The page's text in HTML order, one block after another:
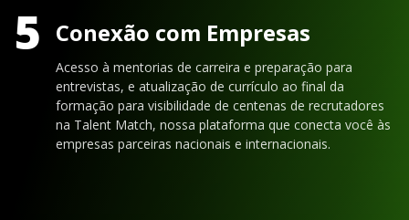
5 Conexão com Empresas
Acesso à mentorias de carreira e preparação para
entrevistas, e atualização de currículo ao final da
formação para visibilidade de centenas de recrutadores
na Talent Match, nossa plataforma que conecta você às
empresas parceiras nacionais e internacionais.